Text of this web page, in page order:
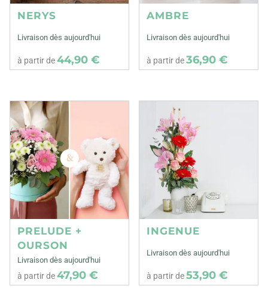
NERYS
Livraison dès aujourd'hui
à partir de44,90 €
AMBRE
Livraison dès aujourd'hui
à partir de36,90 €
PRELUDE +
OURSON
Livraison dès aujourd'hui
à partir de47,90 €
INGENUE
Livraison dès aujourd'hui
à partir de53,90 €